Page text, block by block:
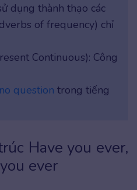
dụng thành thạo các
of frequency) chỉ
Continuous): Công
question trong tiếng
Have you ever,
ever